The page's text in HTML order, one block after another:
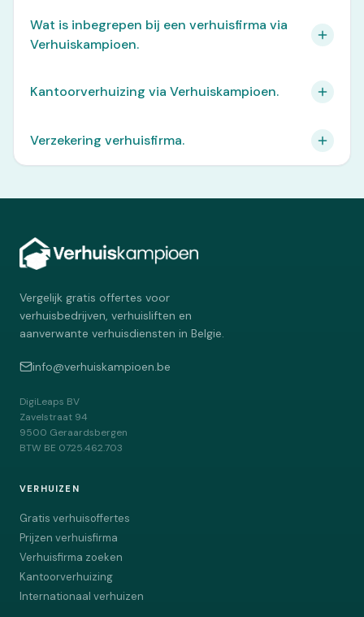
Wat is inbegrepen bij een verhuisfirma via
Verhuiskampioen.
Kantoorverhuizing via Verhuiskampioen.
Verzekering verhuisfirma.
Vergelijk gratis offertes voor
verhuisbedrijven, verhuisliften en
aanverwante verhuisdiensten in Belgie.
info@verhuiskampioen.be
DigiLeaps BV
Zavelstraat 94
9500 Geraardsbergen
BTW BE 0725.462.703
VERHUIZEN
Gratis verhuisoffertes
Prijzen verhuisfirma
Verhuisfirma zoeken
Kantoorverhuizing
Internationaal verhuizen